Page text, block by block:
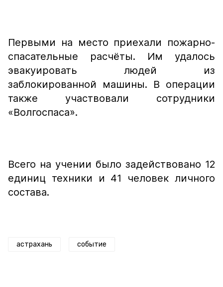
Первыми на место приехали пожарно-
спасательные расчёты. Им удалось
эвакуировать людей из
заблокированной машины. В операции
также участвовали сотрудники
«Волгоспаса».
Всего на учении было задействовано 12
единиц техники и 41 человек личного
состава.
астрахань событие